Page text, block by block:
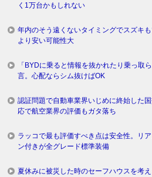
く1万台かもしれない
年内のそう遠くないタイミングでスズキ
より安い可能性大
「BYDに乗ると情報を抜かれたり乗っ取
言。心配ならシム抜けばOK
認証問題で自動車業界いじめに終始した
応で航空業界の評価もガタ落ち
ラッコで最も評価すべき点は安全性。リ
ン付きが全グレード標準装備
夏休みに被災した時のセーフハウスを考